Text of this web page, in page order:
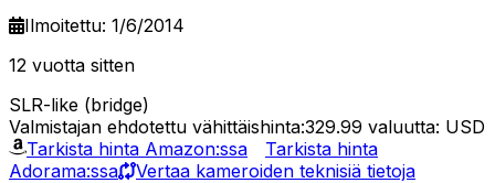
Ilmoitettu: 1/6/2014
12 vuotta sitten
SLR-like (bridge)
Valmistajan ehdotettu vähittäishinta:329.99 valuutta: USD
Tarkista hinta Amazon:ssa
Tarkista hinta
Adorama:ssa
Vertaa kameroiden teknisiä tietoja